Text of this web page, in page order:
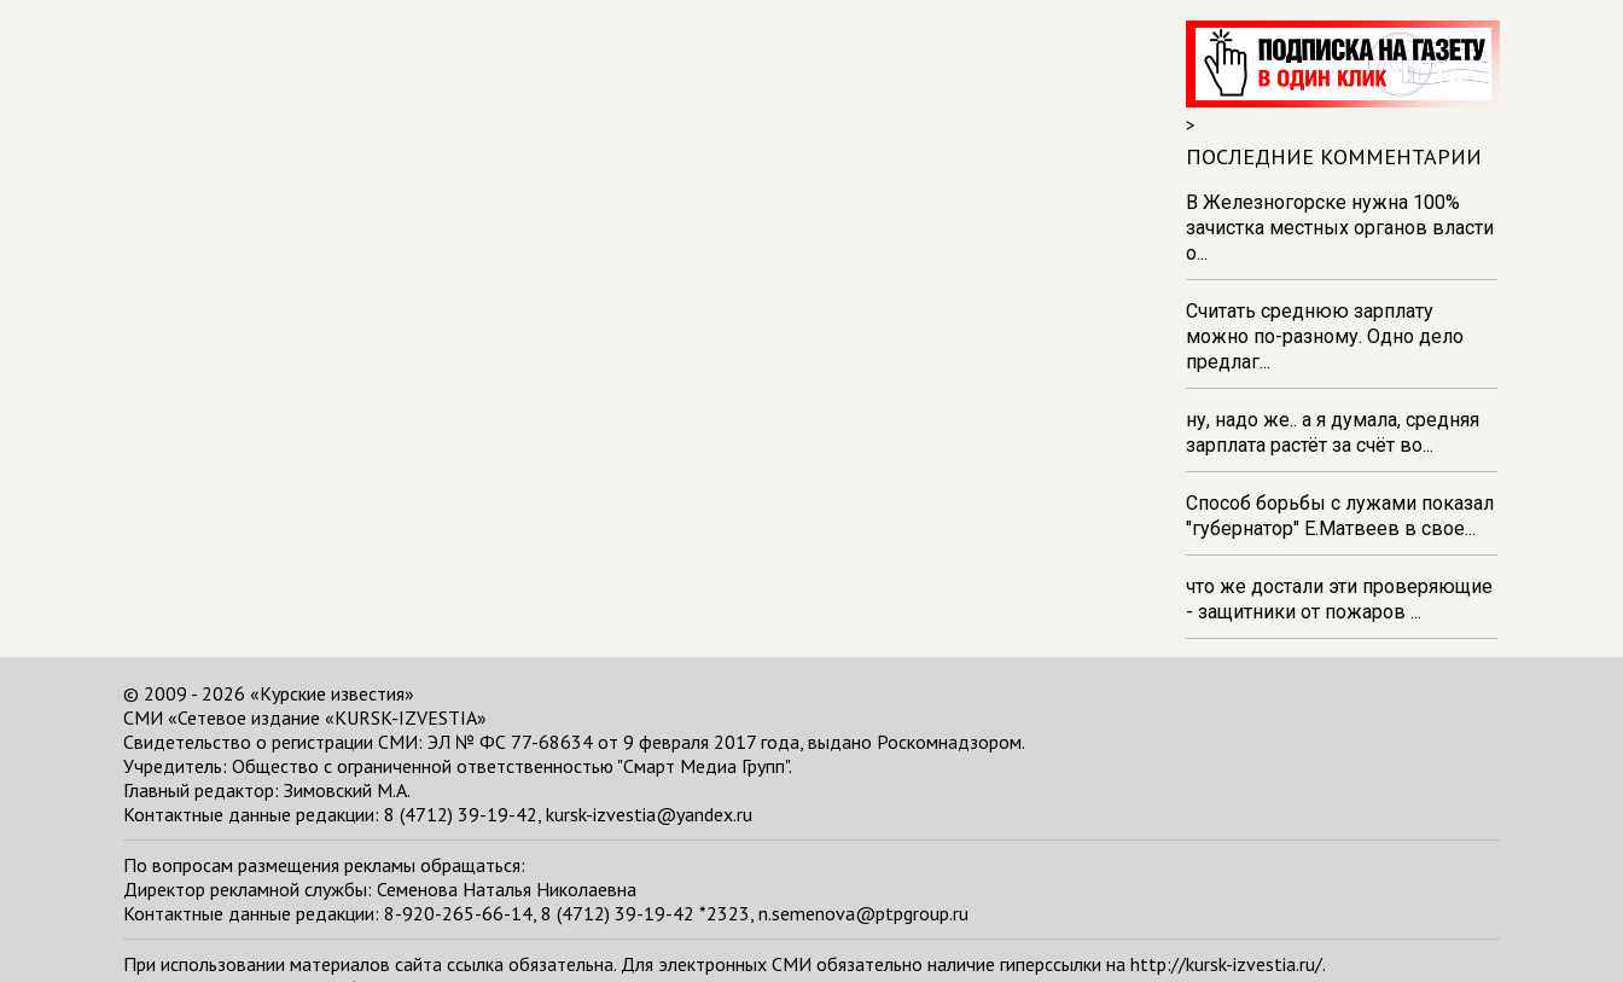
13:40В Курской области для
диких животных разложили 20 кг
соли и 500 кг сена
13:35234 курских спортсмена
отправились на сборы в лагерь
«Меридиан»
13:31В Курске и Железногорске
прошли баскетбольные
>
ПОСЛЕДНИЕ КОММЕНТАРИИ
В Железногорске нужна 100%
зачистка местных органов власти
о...
Считать среднюю зарплату
можно по-разному. Одно дело
предлаг...
ну, надо же.. а я думала, средняя
зарплата растёт за счёт во...
Способ борьбы с лужами показал
"губернатор" Е.Матвеев в свое...
что же достали эти проверяющие
- защитники от пожаров ...
© 2009 - 2026 «Курские известия»
СМИ «Сетевое издание «KURSK-IZVESTIA»
Свидетельство о регистрации СМИ: ЭЛ № ФС 77-68634 от 9 февраля 2017 года, выдано Роскомнадзором.
Учредитель: Общество с ограниченной ответственностью "Смарт Медиа Групп".
Главный редактор: Зимовский М.А.
Контактные данные редакции: 8 (4712) 39-19-42, kursk-izvestia@yandex.ru
По вопросам размещения рекламы обращаться:
Директор рекламной службы: Семенова Наталья Николаевна
Контактные данные редакции: 8-920-265-66-14, 8 (4712) 39-19-42 *2323, n.semenova@ptpgroup.ru
При использовании материалов сайта ссылка обязательна. Для электронных СМИ обязательно наличие гиперссылки на http://kursk-izvestia.ru/.